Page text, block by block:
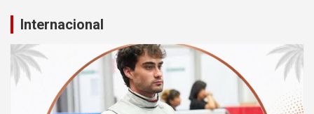
Internacional